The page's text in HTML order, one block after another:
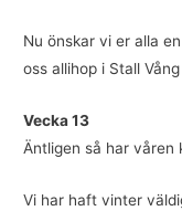
Nu önskar vi er alla
oss allihop i Stall Vång
Vecka 13
Äntligen så har våren
Vi har haft vinter